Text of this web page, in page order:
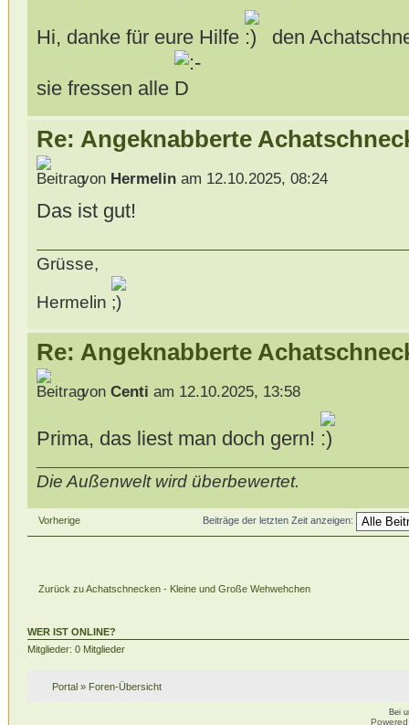
Hi, danke für eure Hilfe den
sie fressen alle
Re: Angeknabberte
von Hermelinam 12.10.2025, 08:24
Das ist gut!
Grüsse,
Hermelin
Re: Angeknabberte
von Centi am 12.10.2025, 13:58
Prima, das liest man doch gern!
Die Außenwelt wird überbewertet.
Vorherige Beiträge der letzten Zeit anzeigen:
Zurück zu Achatschnecken - Kleine und Große Wehwehchen
WER IST ONLINE?
Mitglieder: 0 Mitglieder
Portal » Foren-Übersicht
Bei